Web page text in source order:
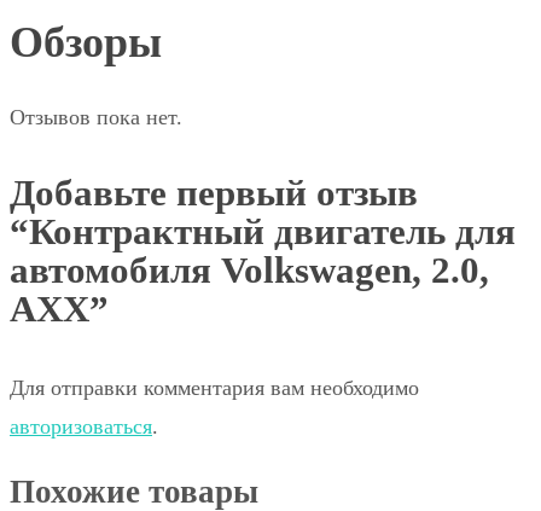
Обзоры
Отзывов пока нет.
Добавьте первый отзыв
“Контрактный двигатель для
автомобиля Volkswagen, 2.0,
AXX”
Для отправки комментария вам необходимо
авторизоваться.
Похожие товары